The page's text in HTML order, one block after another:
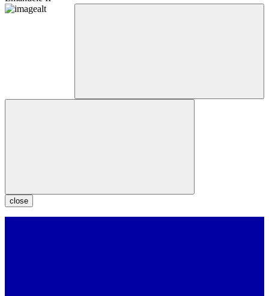
close